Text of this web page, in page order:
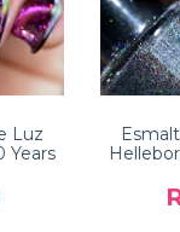
Luz
Years